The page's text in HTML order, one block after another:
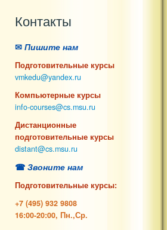
Контакты
✉ Пишите нам
Подготовительные курсы
vmkedu@yandex.ru
Компьютерные курсы
info-courses@cs.msu.ru
Дистанционные
подготовительные курсы
distant@cs.msu.ru
☎ Звоните нам
Подготовительные курсы:
+7 (495) 932 9808
16:00-20:00, Пн.,Ср.